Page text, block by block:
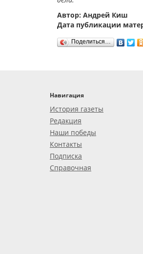
Автор: Андрей Киш
Дата публикации
Поделиться…
Навигация
История газеты
Редакция
Наши победы
Контакты
Подписка
Справочная